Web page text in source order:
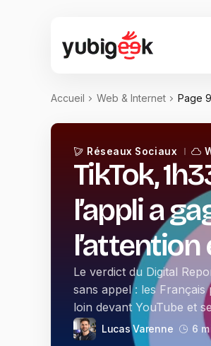
Accueil Web & Internet Page
Réseaux Sociaux
TikTok,
l’appli a
l’attention
Le verdict du Digital
sans appel : les
loin devant YouTube et
Lucas Varenne 6